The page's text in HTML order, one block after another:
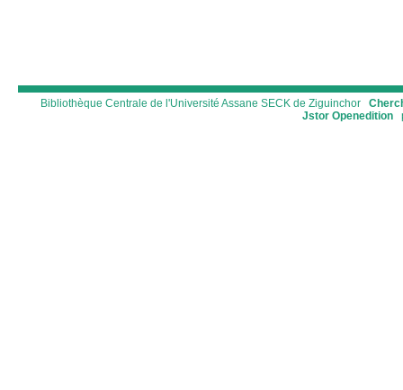
Bibliothèque Centrale de l'Université Assane SECK de Ziguinchor
Jstor Openedition